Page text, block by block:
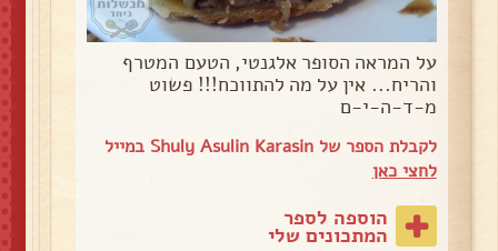
על המראה הסופר אלגנטי, הטעם המטרף
והריח... אין על מה להתווכח!!! פשוט
מ-ד-ה-י-ם
לקבלת הספר של Shuly Asulin Karasin במייל
לחצי כאן
הוספה לספר
המתכונים שלי